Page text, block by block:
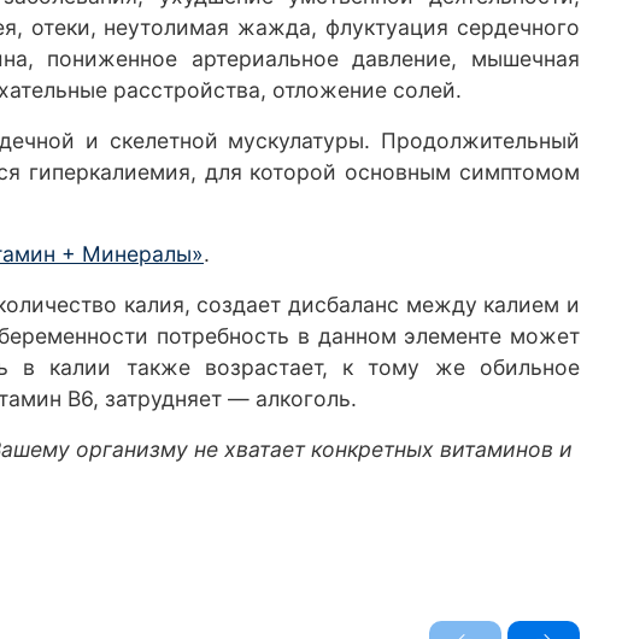
отеки, неутолимая жажда, флуктуация сердечного
пониженное артериальное давление, мышечная
расстройства, отложение солей.
и скелетной мускулатуры. Продолжительный
гиперкалиемия, для которой основным симптомом
+ Минералы».
калия, создает дисбаланс между калием и
потребность в данном элементе может
в калии также возрастает, к тому же обильное
B6, затрудняет — алкоголь.
организму не хватает конкретных витаминов и